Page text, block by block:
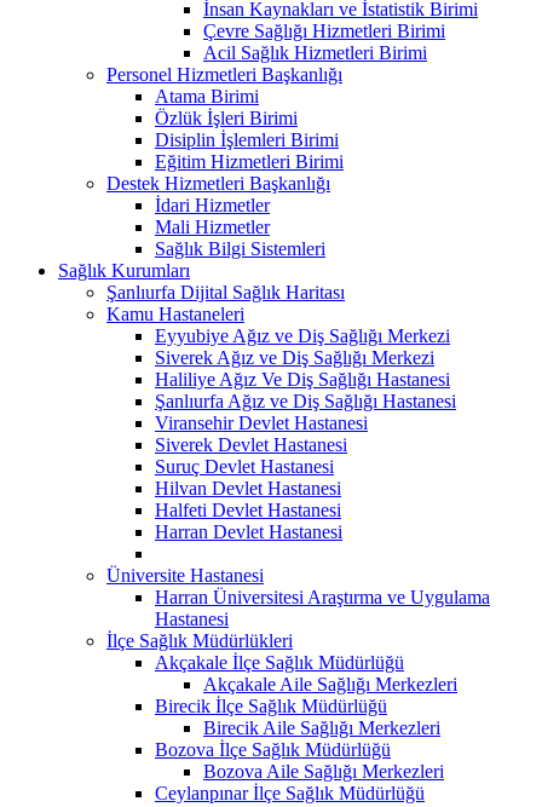
İnsan Kaynakları ve İstatistik Birimi
Çevre Sağlığı Hizmetleri Birimi
Acil Sağlık Hizmetleri Birimi
Personel Hizmetleri Başkanlığı
Atama Birimi
Özlük İşleri Birimi
Disiplin İşlemleri Birimi
Eğitim Hizmetleri Birimi
Destek Hizmetleri Başkanlığı
İdari Hizmetler
Mali Hizmetler
Sağlık Bilgi Sistemleri
Sağlık Kurumları
Şanlıurfa Dijital Sağlık Haritası
Kamu Hastaneleri
Eyyubiye Ağız ve Diş Sağlığı Merkezi
Siverek Ağız ve Diş Sağlığı Merkezi
Haliliye Ağız Ve Diş Sağlığı Hastanesi
Şanlıurfa Ağız ve Diş Sağlığı Hastanesi
Viransehir Devlet Hastanesi
Siverek Devlet Hastanesi
Suruç Devlet Hastanesi
Hilvan Devlet Hastanesi
Halfeti Devlet Hastanesi
Harran Devlet Hastanesi
Üniversite Hastanesi
Harran Üniversitesi Araştırma ve Uygulama
Hastanesi
İlçe Sağlık Müdürlükleri
Akçakale İlçe Sağlık Müdürlüğü
Akçakale Aile Sağlığı Merkezleri
Birecik İlçe Sağlık Müdürlüğü
Birecik Aile Sağlığı Merkezleri
Bozova İlçe Sağlık Müdürlüğü
Bozova Aile Sağlığı Merkezleri
Ceylanpınar İlçe Sağlık Müdürlüğü